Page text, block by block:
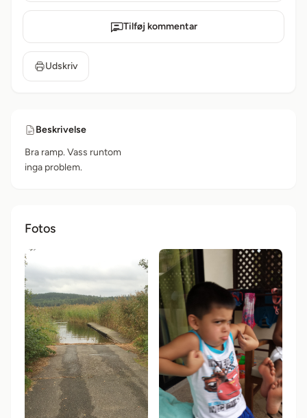
Tilføj kommentar
Udskriv
Beskrivelse
Bra ramp. Vass runtom
inga problem.
Fotos